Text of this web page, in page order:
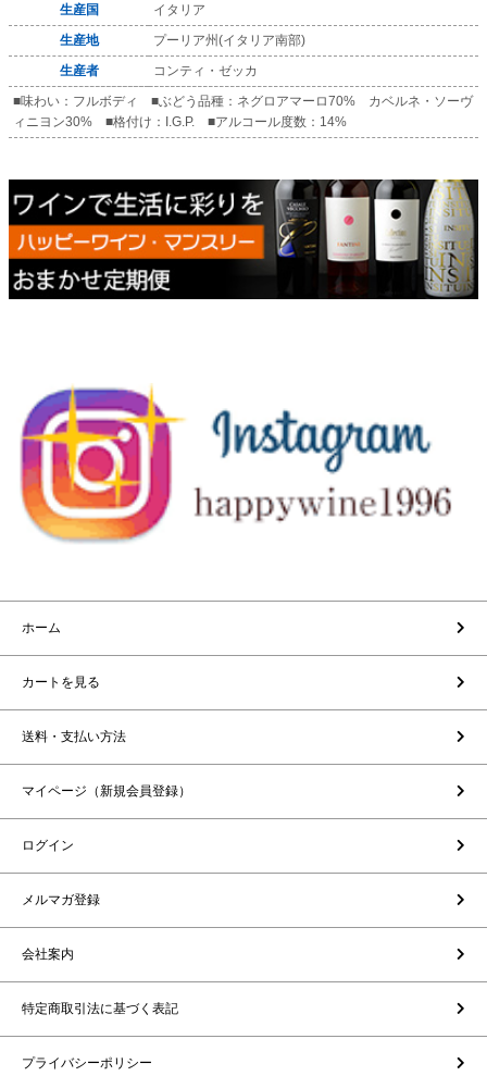
生産国
イタリア
生産地
プーリア州(イタリア南部)
生産者
コンティ・ゼッカ
■味わい：フルボディ ■ぶどう品種：ネグロアマーロ70% カベルネ・ソーヴ
ィニヨン30% ■格付け：I.G.P. ■アルコール度数：14%
ホーム
カートを見る
送料・支払い方法
マイページ（新規会員登録）
ログイン
メルマガ登録
会社案内
特定商取引法に基づく表記
プライバシーポリシー